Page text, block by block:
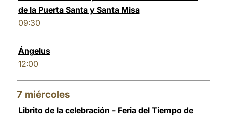
de la Puerta Santa y Santa Misa
09:30
Ángelus
12:00
7 miércoles
Librito de la celebración - Feria del Tiempo de